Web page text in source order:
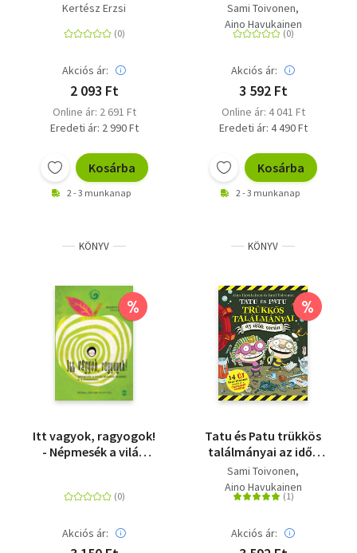
Kertész Erzsi
Akciós ár:
2 093 Ft
Online ár: 2 691 Ft
Eredeti ár: 2 990 Ft
Kosárba
2 - 3 munkanap
Sami Toivonen
Aino Havukainen
Akciós ár:
3 592 Ft
Online ár: 4 041 Ft
Eredeti ár: 4 490 Ft
Kosárba
2 - 3 munkanap
KÖNYV
%
Itt vagyok, ragyogok!
- Népmesék a világ
Akciós ár:
KÖNYV
%
Tatu és Patu trükkös
találmányai az idők
során
Sami Toivonen
Aino Havukainen
Akciós ár: